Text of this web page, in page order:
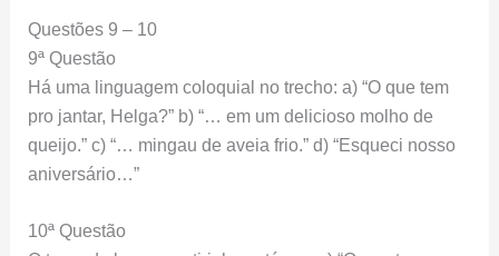
Questões 9 – 10
9ª Questão
Há uma linguagem coloquial no trecho: a) “O que tem
pro jantar, Helga?” b) “… em um delicioso molho de
queijo.” c) “… mingau de aveia frio.” d) “Esqueci nosso
aniversário…”
10ª Questão